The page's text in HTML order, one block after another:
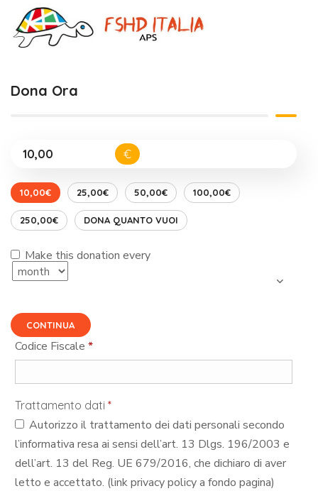
Dona Ora
€
10,00€ 25,00€ 50,00€ 100,00€
250,00€ DONA QUANTO VUOI
Make this donation every
CONTINUA
Codice Fiscale*
Trattamento dati*
Autorizzo il trattamento dei dati personali secondo
l’informativa resa ai sensi dell’art. 13 Dlgs. 196/2003 e
dell’art. 13 del Reg. UE 679/2016, che dichiaro di aver
letto e accettato. (link privacy policy a fondo pagina)